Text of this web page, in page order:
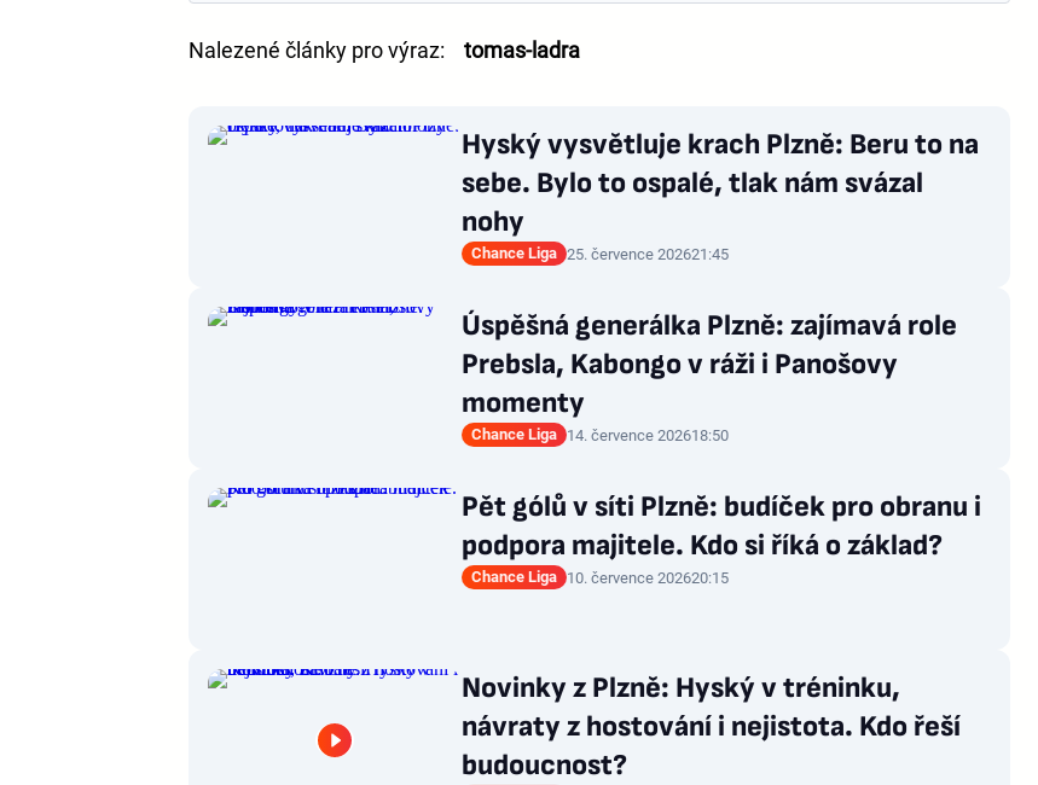
Nalezené články pro výraz: tomas-ladra
Hyský vysvětluje krach Plzně: Beru to na
sebe. Bylo to ospalé, tlak nám svázal
nohy
Chance Liga 25. července 202621:45
Úspěšná generálka Plzně: zajímavá role
Prebsla, Kabongo v ráži i Panošovy
momenty
Chance Liga 14. července 202618:50
Pět gólů v síti Plzně: budíček pro obranu i
podpora majitele. Kdo si říká o základ?
Chance Liga 10. července 202620:15
Novinky z Plzně: Hyský v tréninku,
návraty z hostování i nejistota. Kdo řeší
budoucnost?